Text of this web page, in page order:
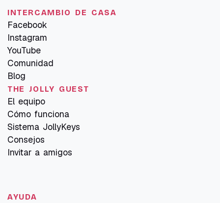
INTERCAMBIO DE CASA
Facebook
Instagram
YouTube
Comunidad
Blog
THE JOLLY GUEST
El equipo
Cómo funciona
Sistema JollyKeys
Consejos
Invitar a amigos
AYUDA